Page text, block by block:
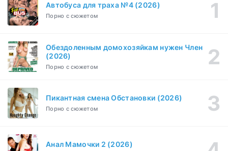
Бисексуалка (2018)
Сутенёры (2023)
1 сезон
1-6 серия
Автобуса для траха №4 (2026)
Порно с сюжетом
Обездоленным домохозяйкам нужен Член
(2026)
Порно с сюжетом
Пикантная смена Обстановки (2026)
Порно с сюжетом
Анал Мамочки 2 (2026)